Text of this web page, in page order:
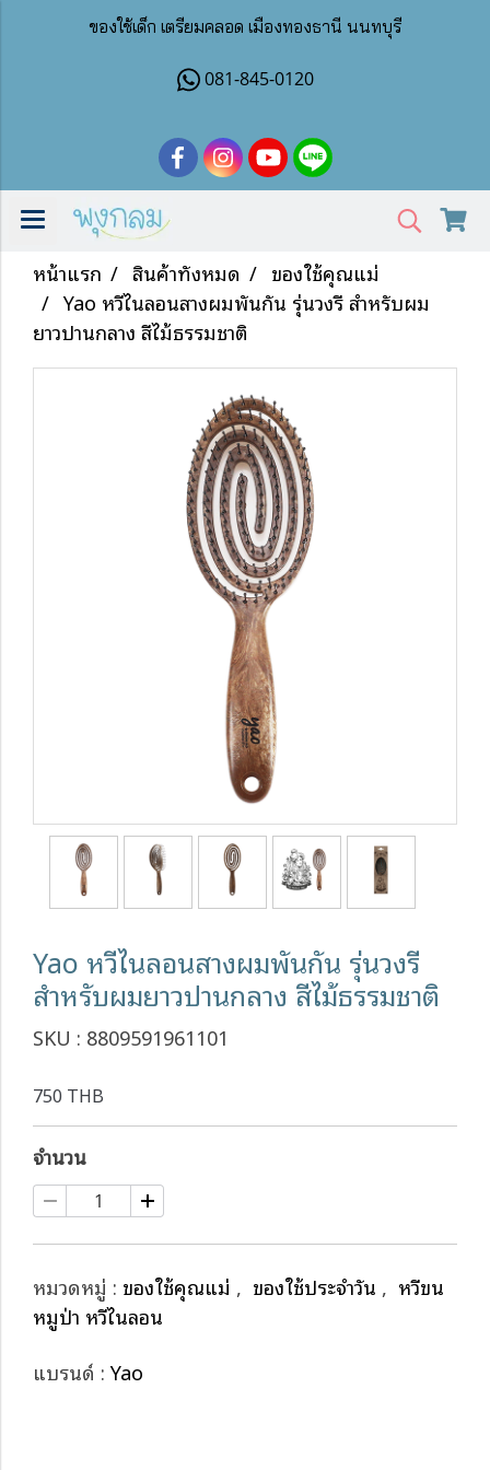
ของใช้เด็ก เตรียมคลอด เมืองทองธานี นนทบุรี
081-845-0120
หน้าแรก สินค้าทั้งหมด
ของใช้คุณแม่
Yao หวีไนลอนสางผมพันกัน รุ่นวงรี สำหรับผม
ยาวปานกลาง สีไม้ธรรมชาติ
Yao หวีไนลอนสางผมพันกัน รุ่นวงรี
สำหรับผมยาวปานกลาง สีไม้ธรรมชาติ
SKU : 8809591961101
750 THB
จำนวน
หมวดหมู่ : ของใช้คุณแม่ , ของใช้ประจำวัน , หวีขน
หมูป่า หวีไนลอน
แบรนด์ : Yao